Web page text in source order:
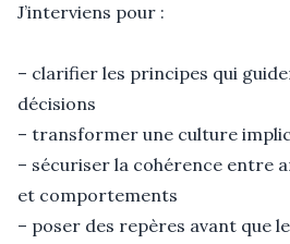
J’interviens pour :
– clarifier les principes qui
décisions
– transformer une culture
– sécuriser la cohérence entre
et comportements
– poser des repères avant que